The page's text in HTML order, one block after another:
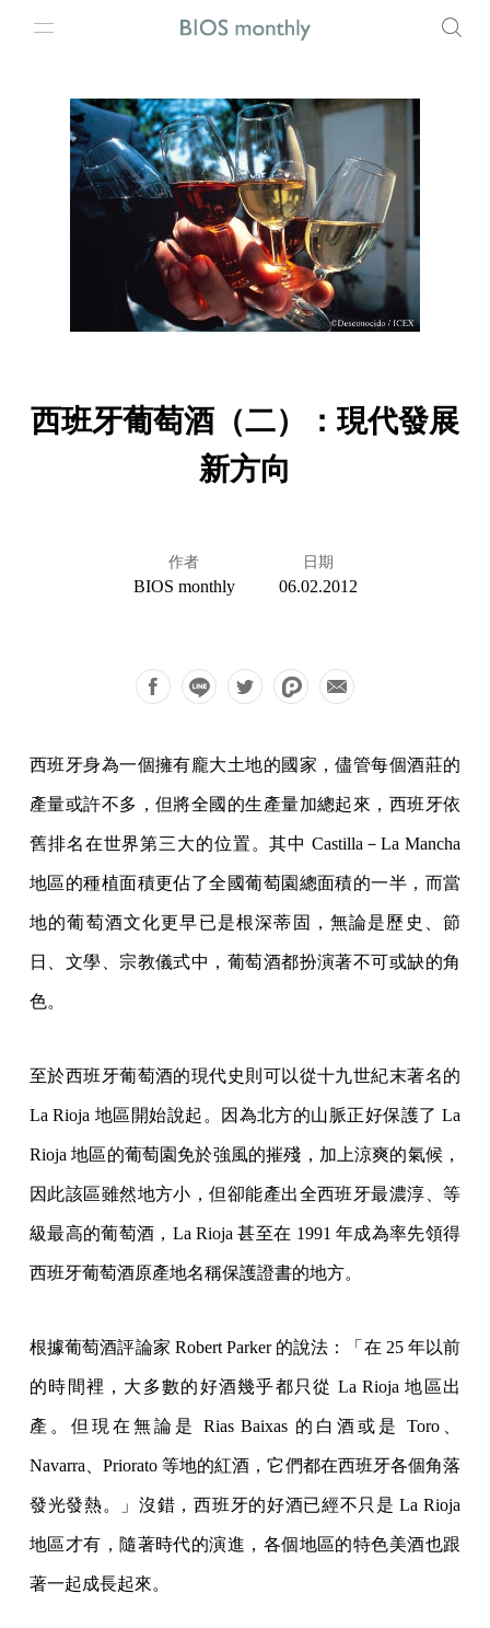
西班牙葡萄酒（二）：現代發展
新方向
作者
BIOS monthly
日期
06.02.2012
西班牙身為一個擁有龐大土地的國家，儘管每個酒莊的
產量或許不多，但將全國的生產量加總起來，西班牙依
舊排名在世界第三大的位置。其中 Castilla－La Mancha
地區的種植面積更佔了全國葡萄園總面積的一半，而當
地的葡萄酒文化更早已是根深蒂固，無論是歷史、節
日、文學、宗教儀式中，葡萄酒都扮演著不可或缺的角
色。
至於西班牙葡萄酒的現代史則可以從十九世紀末著名的
La Rioja 地區開始說起。因為北方的山脈正好保護了 La
Rioja 地區的葡萄園免於強風的摧殘，加上涼爽的氣候，
因此該區雖然地方小，但卻能產出全西班牙最濃淳、等
級最高的葡萄酒，La Rioja 甚至在 1991 年成為率先領得
西班牙葡萄酒原產地名稱保護證書的地方。
根據葡萄酒評論家 Robert Parker 的說法：「在 25 年以前
的時間裡，大多數的好酒幾乎都只從 La Rioja 地區出
產。但現在無論是 Rias Baixas 的白酒或是 Toro、
Navarra、Priorato 等地的紅酒，它們都在西班牙各個角落
發光發熱。」沒錯，西班牙的好酒已經不只是 La Rioja
地區才有，隨著時代的演進，各個地區的特色美酒也跟
著一起成長起來。